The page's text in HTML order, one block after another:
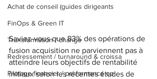
Achat de conseil (guides dirigeants
FinOps & Green IT
Transformation / change
Redressement / turnaround & croissa
Pilotage financier / performance op
Saviez-vous que 83% des opérations de
fusion acquisition ne parviennent pas à
atteindre leurs objectifs de rentabilité
initiaux selon les récentes études de